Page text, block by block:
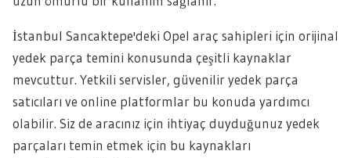
İstanbul Sancaktepe'deki Opel araç sahipleri için orijinal
yedek parça temini konusunda çeşitli kaynaklar
mevcuttur. Yetkili servisler, güvenilir yedek parça
satıcıları ve online platformlar bu konuda yardımcı
olabilir. Siz de aracınız için ihtiyaç duyduğunuz yedek
parçaları temin etmek için bu kaynakları